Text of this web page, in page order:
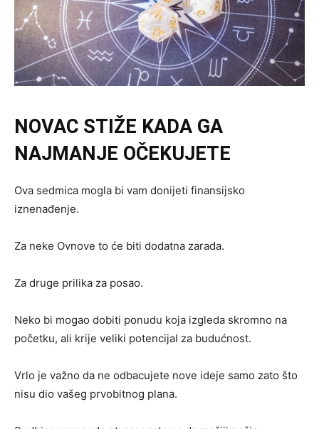
NOVAC STIŽE KADA GA
NAJMANJE OČEKUJETE
Ova sedmica mogla bi vam donijeti finansijsko
iznenađenje.
Za neke Ovnove to će biti dodatna zarada.
Za druge prilika za posao.
Neko bi mogao dobiti ponudu koja izgleda skromno na
početku, ali krije veliki potencijal za budućnost.
Vrlo je važno da ne odbacujete nove ideje samo zato što
nisu dio vašeg prvobitnog plana.